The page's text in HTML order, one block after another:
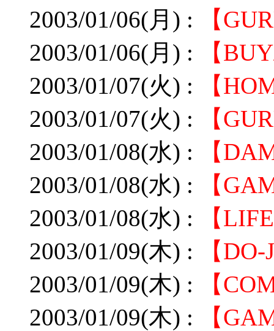
2003/01/06(月) :
【
2003/01/06(月) :
【
2003/01/07(火) :
【
2003/01/07(火) :
【
2003/01/08(水) :
【
2003/01/08(水) :
【
2003/01/08(水) :
【
2003/01/09(木) :
【
2003/01/09(木) :
【
2003/01/09(木) :
【